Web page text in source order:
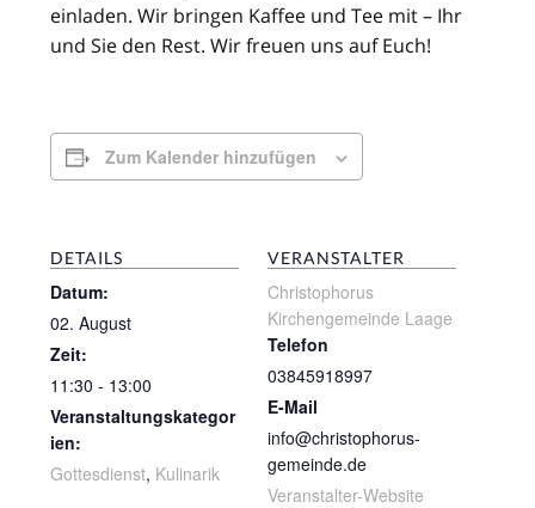
einladen. Wir bringen Kaffee und Tee mit – Ihr
und Sie den Rest. Wir freuen uns auf Euch!
Zum Kalender hinzufügen
DETAILS
Datum:
02. August
Zeit:
11:30 - 13:00
Veranstaltungskategor
ien:
Gottesdienst, Kulinarik
VERANSTALTER
Christophorus
Kirchengemeinde Laage
Telefon
03845918997
E-Mail
info@christophorus-
gemeinde.de
Veranstalter-Website